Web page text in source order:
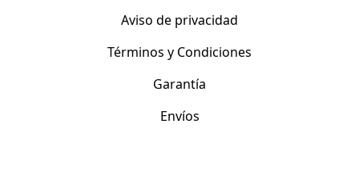
Aviso de privacidad
Términos y Condiciones
Garantía
Envíos